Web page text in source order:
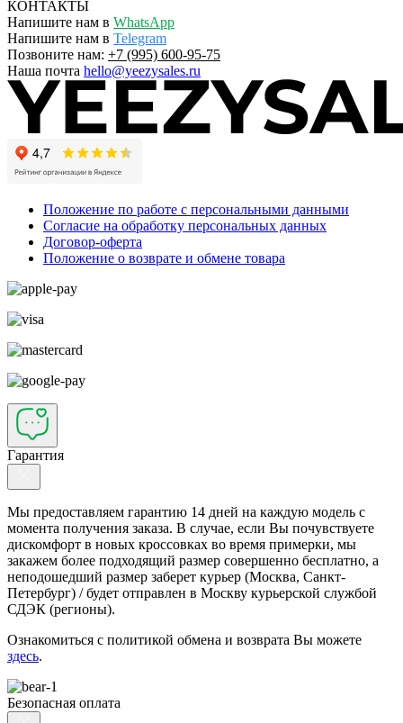
КОНТАКТЫ
Напишите нам в WhatsApp
Напишите нам в Telegram
Позвоните нам: +7 (995) 600-95-75
Наша почта hello@yeezysales.ru
Положение по работе с персональными данными
Согласие на обработку персональных данных
Договор-оферта
Положение о возврате и обмене товара
Гарантия
Мы предоставляем гарантию 14 дней на каждую модель с
момента получения заказа. В случае, если Вы почувствуете
дискомфорт в новых кроссовках во время примерки, мы
закажем более подходящий размер совершенно бесплатно, а
неподошедший размер заберет курьер (Москва, Санкт-
Петербург) / будет отправлен в Москву курьерской службой
СДЭК (регионы).
Ознакомиться с политикой обмена и возврата Вы можете
здесь.
Безопасная оплата